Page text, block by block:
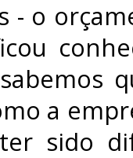
- o
a
sido